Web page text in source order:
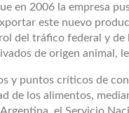
en 2006 la empresa
este nuevo
del tráfico federal y
de origen animal,
y puntos críticos de
de los alimentos,